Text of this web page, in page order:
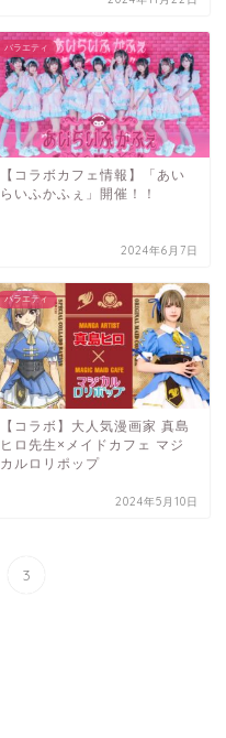
バラエティ
【コラボカフェ情報】「あい
らいふかふぇ」開催！！
2024年6月7日
バラエティ
【コラボ】大人気漫画家 真島
ヒロ先生×メイドカフェ マジ
カルロリポップ
2024年5月10日
3